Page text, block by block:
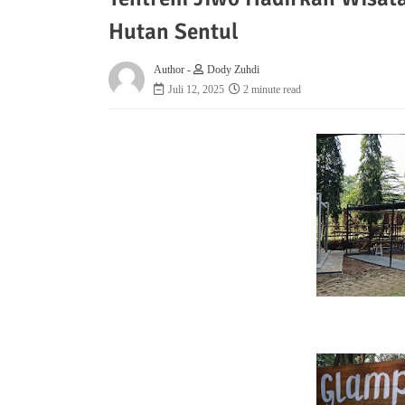
Hutan Sentul
Author -
Dody Zuhdi
Juli 12, 2025
2 minute read